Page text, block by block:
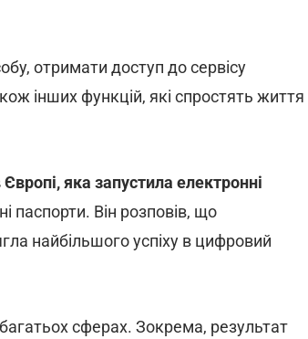
отримати доступ до сервісу
інших функцій, які спростять життя
яка запустила електронні
паспорти. Він розповів, що
найбільшого успіху в цифровий
сферах. Зокрема, результат